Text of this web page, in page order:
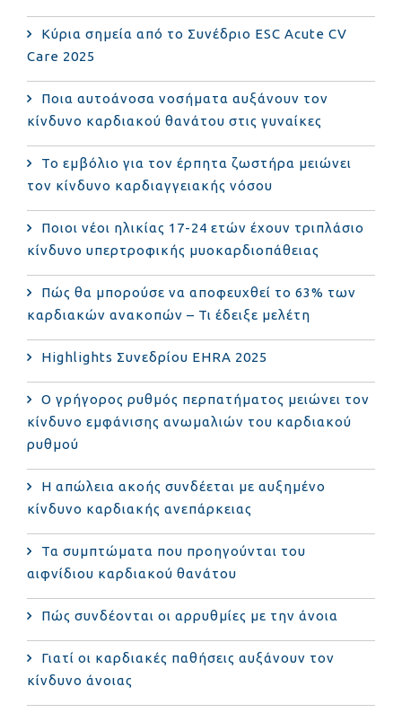
Κύρια σημεία από το Συνέδριο ESC Acute CV
Care 2025
Ποια αυτοάνοσα νοσήματα αυξάνουν τον
κίνδυνο καρδιακού θανάτου στις γυναίκες
Το εμβόλιο για τον έρπητα ζωστήρα μειώνει
τον κίνδυνο καρδιαγγειακής νόσου
Ποιοι νέοι ηλικίας 17-24 ετών έχουν τριπλάσιο
κίνδυνο υπερτροφικής μυοκαρδιοπάθειας
Πώς θα μπορούσε να αποφευχθεί το 63% των
καρδιακών ανακοπών – Τι έδειξε μελέτη
Highlights Συνεδρίου EHRA 2025
Ο γρήγορος ρυθμός περπατήματος μειώνει τον
κίνδυνο εμφάνισης ανωμαλιών του καρδιακού
ρυθμού
Η απώλεια ακοής συνδέεται με αυξημένο
κίνδυνο καρδιακής ανεπάρκειας
Τα συμπτώματα που προηγούνται του
αιφνίδιου καρδιακού θανάτου
Πώς συνδέονται οι αρρυθμίες με την άνοια
Γιατί οι καρδιακές παθήσεις αυξάνουν τον
κίνδυνο άνοιας